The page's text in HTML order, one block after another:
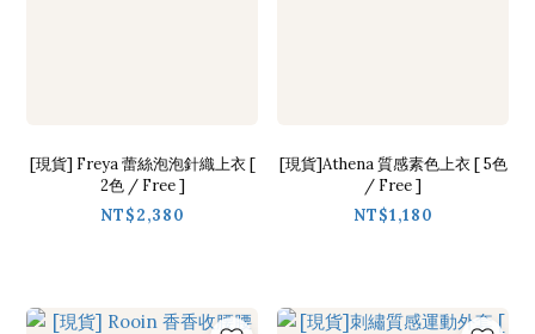
[現貨] Freya 蕾絲泡泡針織上衣 [
2色 / Free ]
NT$2,380
[現貨]Athena 質感素色上衣 [ 5色
/ Free ]
NT$1,180